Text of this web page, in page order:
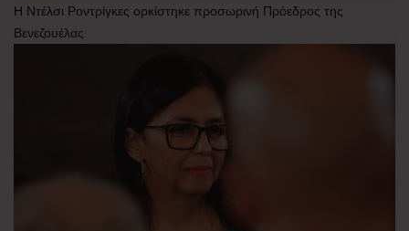
Η Ντέλσι Ροντρίγκες ορκίστηκε προσωρινή Πρόεδρος της
Βενεζουέλας